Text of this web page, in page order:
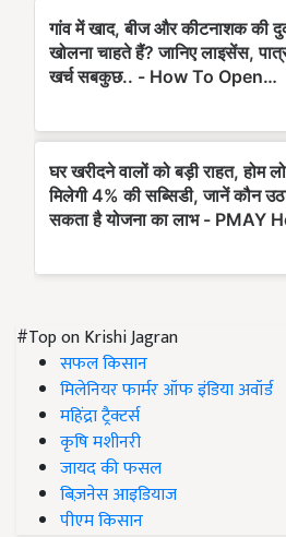
#Top on Krishi Jagran
सफल किसान
मिलेनियर फार्मर ऑफ इंडिया अवॉर्ड
महिंद्रा ट्रैक्टर्स
कृषि मशीनरी
जायद की फसल
बिज़नेस आइडियाज
पीएम किसान